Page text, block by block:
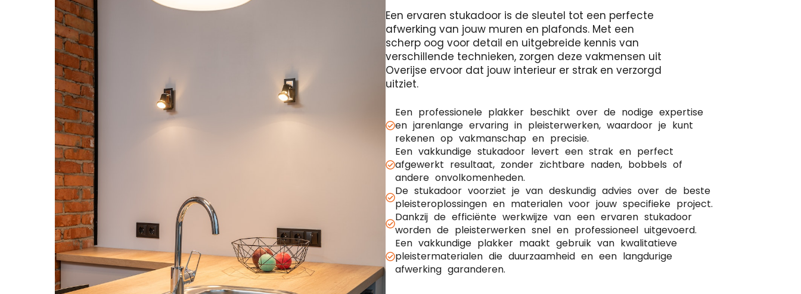
Een ervaren stukadoor is de sleutel tot een perfecte
afwerking van jouw muren en plafonds. Met een
scherp oog voor detail en uitgebreide kennis van
verschillende technieken, zorgen deze vakmensen uit
Overijse ervoor dat jouw interieur er strak en verzorgd
uitziet.
Een professionele plakker beschikt over de nodige expertise
en jarenlange ervaring in pleisterwerken, waardoor je kunt
rekenen op vakmanschap en precisie.
Een vakkundige stukadoor levert een strak en perfect
afgewerkt resultaat, zonder zichtbare naden, bobbels of
andere onvolkomenheden.
De stukadoor voorziet je van deskundig advies over de beste
pleisteroplossingen en materialen voor jouw specifieke project.
Dankzij de efficiënte werkwijze van een ervaren stukadoor
worden de pleisterwerken snel en professioneel uitgevoerd.
Een vakkundige plakker maakt gebruik van kwalitatieve
pleistermaterialen die duurzaamheid en een langdurige
afwerking garanderen.